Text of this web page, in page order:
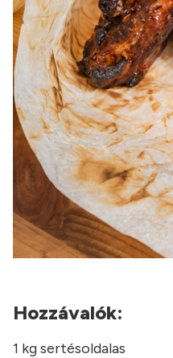
Hozzávalók:
1 kg sertésoldalas